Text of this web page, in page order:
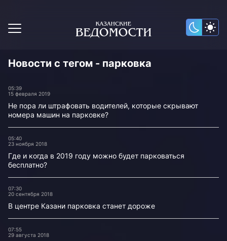
Новости с тегом - парковка
05:39
15 февраля 2019
Не пора ли штрафовать водителей, которые скрывают
номера машин на парковке?
05:40
23 ноября 2018
Где и когда в 2019 году можно будет парковаться
бесплатно?
07:30
20 сентября 2018
В центре Казани парковка станет дороже
07:55
29 августа 2018